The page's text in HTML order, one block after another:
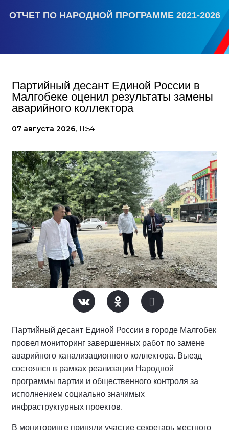
ОТЧЕТ ПО НАРОДНОЙ ПРОГРАММЕ 2021-2026
Партийный десант Единой России в
Малгобеке оценил результаты замены
аварийного коллектора
07 августа 2026, 11:54
Партийный десант Единой России в городе Малгобек
провел мониторинг завершенных работ по замене
аварийного канализационного коллектора. Выезд
состоялся в рамках реализации Народной
программы партии и общественного контроля за
исполнением социально значимых
инфраструктурных проектов.
В мониторинге приняли участие секретарь местного